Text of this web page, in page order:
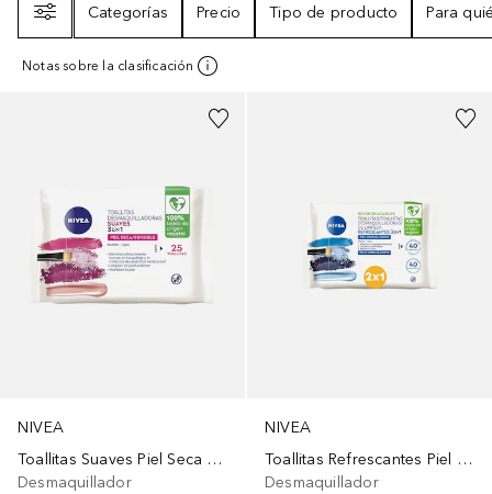
Categorías
Precio Tipo de producto Para
Notas sobre la clasificación
NIVEA
Toallitas Suaves Piel Seca y Sensible
Desmaquillador
NIVEA
Toallitas Refrescantes Piel Normal y Mixta
Desmaquillador